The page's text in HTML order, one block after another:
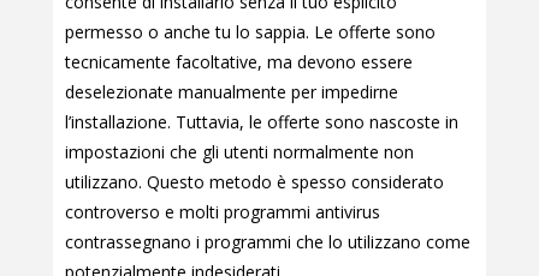
permesso o anche tu lo sappia. Le offerte sono
tecnicamente facoltative, ma devono essere
deselezionate manualmente per impedirne
l’installazione. Tuttavia, le offerte sono nascoste in
impostazioni che gli utenti normalmente non
utilizzano. Questo metodo è spesso considerato
controverso e molti programmi antivirus
contrassegnano i programmi che lo utilizzano come